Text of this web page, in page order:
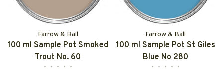
Farrow & Ball
100 ml Sample Pot Smoked
Trout No. 60
• • • • •
Farrow & Ball
100 ml Sample Pot St Giles
Blue No 280
• • • • •